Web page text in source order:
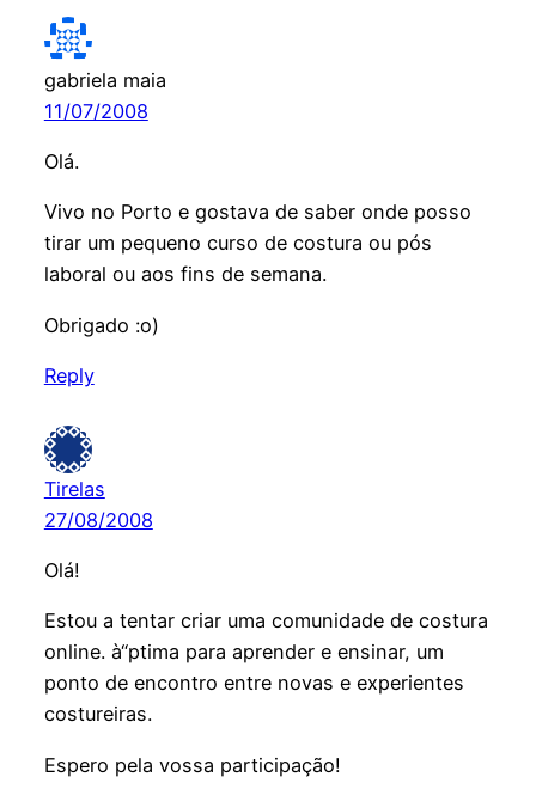
gabriela maia
11/07/2008
Olá.
Vivo no Porto e gostava de saber onde posso
tirar um pequeno curso de costura ou pós
laboral ou aos fins de semana.
Obrigado :o)
Reply
Tirelas
27/08/2008
Olá!
Estou a tentar criar uma comunidade de costura
online. à“ptima para aprender e ensinar, um
ponto de encontro entre novas e experientes
costureiras.
Espero pela vossa participação!